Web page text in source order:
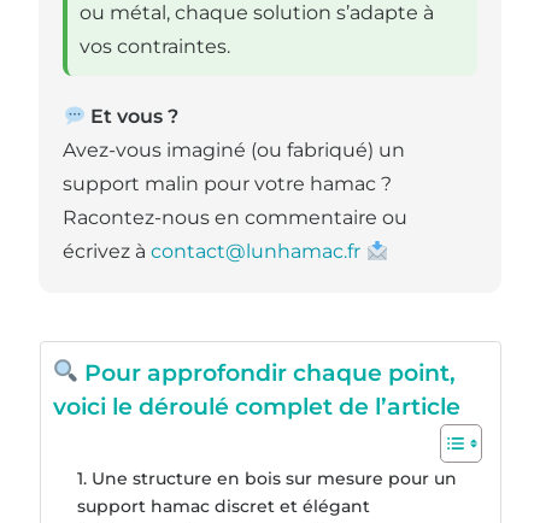
ou métal, chaque solution s’adapte à
vos contraintes.
Et vous ?
Avez-vous imaginé (ou fabriqué) un
support malin pour votre hamac ?
Racontez-nous en commentaire ou
écrivez àcontact@lunhamac.fr
Pour approfondir chaque point,
voici le déroulé complet de l’article
1. Une structure en bois sur mesure pour un
support hamac discret et élégant